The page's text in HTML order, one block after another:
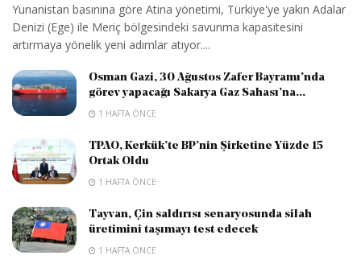
Yunanistan basınına göre Atina yönetimi, Türkiye'ye yakın Adalar
Denizi (Ege) ile Meriç bölgesindeki savunma kapasitesini
artırmaya yönelik yeni adımlar atıyor....
Osman Gazi, 30 Ağustos Zafer Bayramı’nda
görev yapacağı Sakarya Gaz Sahası’na...
1 HAFTA ÖNCE
TPAO, Kerkük’te BP’nin Şirketine Yüzde 15
Ortak Oldu
1 HAFTA ÖNCE
Tayvan, Çin saldırısı senaryosunda silah
üretimini taşımayı test edecek
1 HAFTA ÖNCE